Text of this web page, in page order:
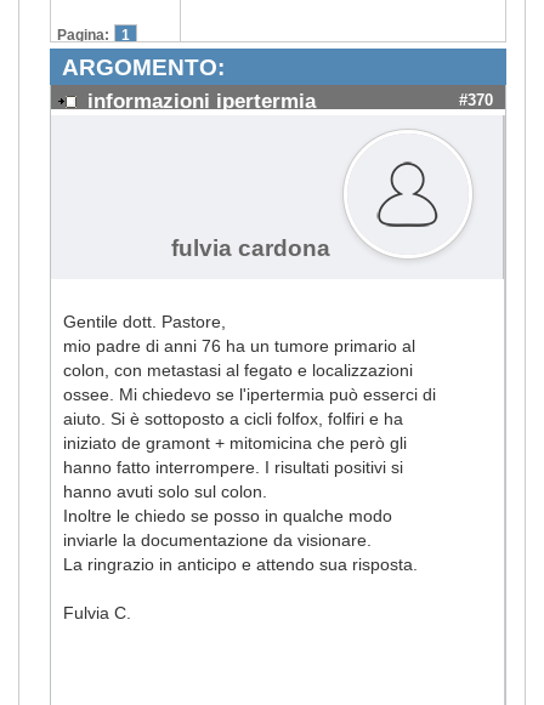
Pagina: 1
ARGOMENTO:
informazioni ipertermia #370
fulvia cardona
Gentile dott. Pastore,
mio padre di anni 76 ha un tumore primario al
colon, con metastasi al fegato e localizzazioni
ossee. Mi chiedevo se l'ipertermia può esserci di
aiuto. Si è sottoposto a cicli folfox, folfiri e ha
iniziato de gramont + mitomicina che però gli
hanno fatto interrompere. I risultati positivi si
hanno avuti solo sul colon.
Inoltre le chiedo se posso in qualche modo
inviarle la documentazione da visionare.
La ringrazio in anticipo e attendo sua risposta.
Fulvia C.